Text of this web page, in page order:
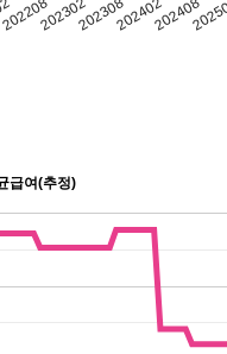
202208202302202308202402202408
급여(추정)